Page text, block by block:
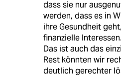
dass sie nur
werden, dass es in
ihre Gesundheit
finanzielle Interessen.
Das ist auch das
Rest könnten wir
deutlich gerechter